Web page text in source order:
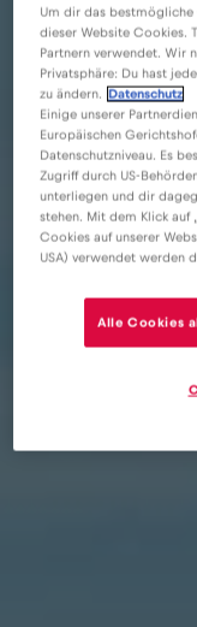
Um dir das bestmögliche
dieser Website Cookies.
Partnern verwendet. Wir
Privatsphäre: Du hast
zu ändern.
Datenschutz
Einige unserer
Europäischen
Datenschutzniveau. Es
Zugriff durch US-
unterliegen und dir
stehen. Mit dem Klick auf
Cookies auf unserer
USA) verwendet werden
Alle Cookies